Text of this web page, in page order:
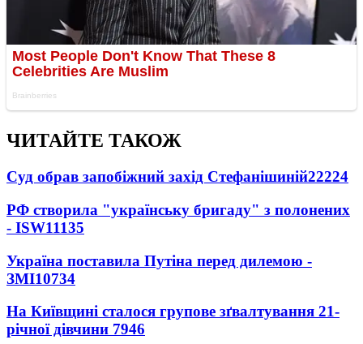
ЧИТАЙТЕ ТАКОЖ
Суд обрав запобіжний захід Стефанішиній22224
РФ створила "українську бригаду" з полонених
- ISW11135
Україна поставила Путіна перед дилемою -
ЗМІ10734
На Київщині сталося групове зґвалтування 21-
річної дівчини 7946